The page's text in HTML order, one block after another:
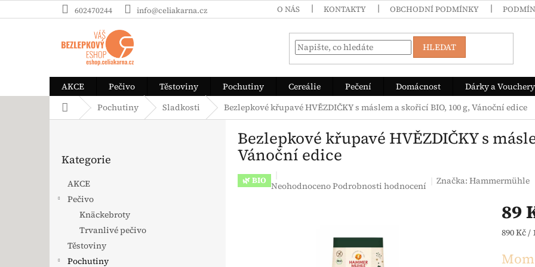
602470244 info@celiakarna.cz O NÁS KONTAKTY OBCHODNÍ PODMÍNKY
HLEDAT
AKCE Pečivo Těstoviny Pochutiny Cereálie Pečení Domácnost Dárky a Vouchery
Domů Pochutiny Sladkosti Bezlepkové křupavé HVĚZDIČKY s máslem a skořicí BIO, 100 g, Vánoční edice
Kategorie
AKCE
Pečivo
Knäckebroty
Trvanlivé pečivo
Těstoviny
Pochutiny
Bezlepkové křupavé HVĚZDIČKY s
Vánoční edice
🌿 BIO Průměrné hodnocení produktu je 0,0 z 5 hvězdiček.
NeohodnocenoPodrobnosti hodnocení Značka:Hammermühle
89
Měrná
890 Kč /